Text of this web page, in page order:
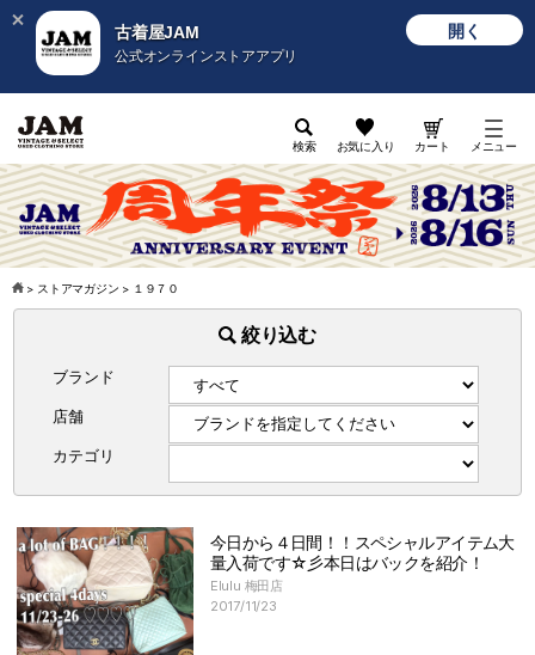
古着屋JAM
公式オンラインストアアプリ
開く
検索 お気に入り カート メニュー
> ストアマガジン > １９７０
絞り込む
ブランド
店舗
カテゴリ
今日から４日間！！スペシャルアイテム大
量入荷です☆彡本日はバックを紹介！
Elulu 梅田店
2017/11/23